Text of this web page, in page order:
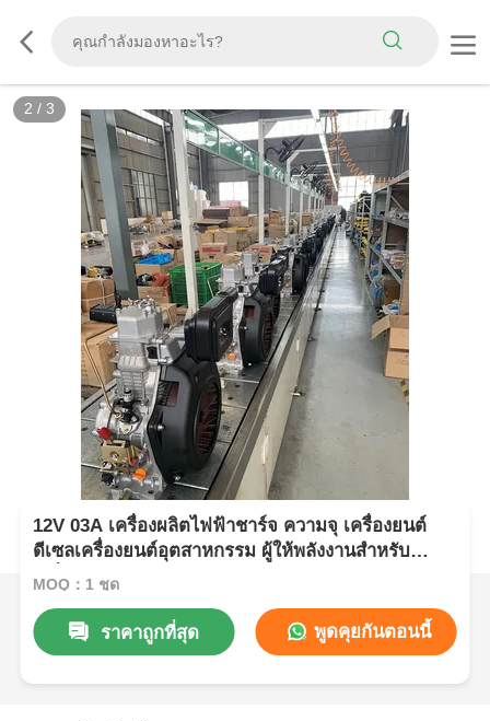
2 / 3
12V 03A เครื่องผลิตไฟฟ้าชาร์จ ความจุ เครื่องยนต์
ดีเซลเครื่องยนต์อุตสาหกรรม ผู้ให้พลังงานสําหรับ
เครื่องมือก่อสร้างและการเกษตร
MOQ：1 ชุด
ราคาถูกที่สุด พูดคุยกันตอนนี้